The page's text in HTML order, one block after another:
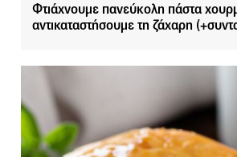
Φτιάχνουμε πανεύκολη πάστα
αντικαταστήσουμε τη ζάχαρη